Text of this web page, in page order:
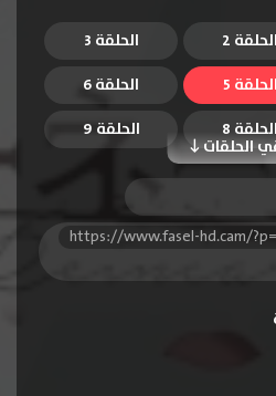
الحلقة 2
الحلقة 3
الحلقة 5 الحلقة 6
الحلقات
الحلقة 8
الحلقة 9
الحلقة 11
الحلقة 12
https://www.fasel-hd.cam/